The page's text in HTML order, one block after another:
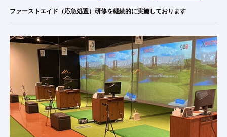
ファーストエイド（応急処置）研修を継続的に実施しております